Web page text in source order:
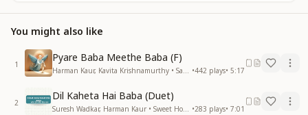
जाग रे इंसान
ढूंढ रहा जिसको वह है तुझे बुलाते
चरण रचित याद तुझे वो स्वर्ग है दिलाते
कौन तू कहासे आया आज है तू जो
जाग रे इंसान
You might also like
1
Pyare Baba Meethe Baba (F)
•442 plays• 5:17
2
Dil Kaheta Hai Baba (Duet)
•283 plays• 7:01